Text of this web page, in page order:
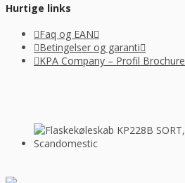
Hurtige links
Faq og EAN
Betingelser og garanti
KPA Company – Profil Brochure